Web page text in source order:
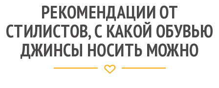
РЕКОМЕНДАЦИИ ОТ
СТИЛИСТОВ, С КАКОЙ ОБУВЬЮ
ДЖИНСЫ НОСИТЬ МОЖНО